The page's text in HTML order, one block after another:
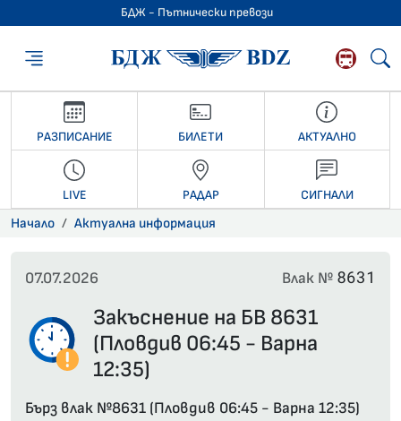
БДЖ - Пътнически превози
БДЖ -
РАЗПИСАНИЕ БИЛЕТИ АКТУАЛНО
LIVE РАДАР СИГНАЛИ
Начало Актуална информация
07.07.2026 Влак № 8631
Закъснение на БВ 8631
(Пловдив 06:45 - Варна
12:35)
Бърз влак №8631 (Пловдив 06:45 - Варна 12:35)